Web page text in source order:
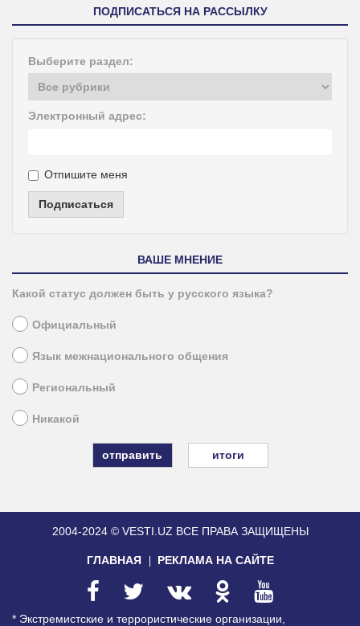
ПОДПИСАТЬСЯ НА РАССЫЛКУ
Выберите раздел:
Электронный адрес:
Отпишите меня
Подписаться
ВАШЕ МНЕНИЕ
Какой статус должен быть у русского языка?
Официальный
Язык межнационального общения
Региональный
Никакой
итоги
2004-2024 © VESTI.UZ ВСЕ ПРАВА ЗАЩИЩЕНЫ
ГЛАВНАЯ РЕКЛАМА НА САЙТЕ
* Экстремистские и террористические организации,